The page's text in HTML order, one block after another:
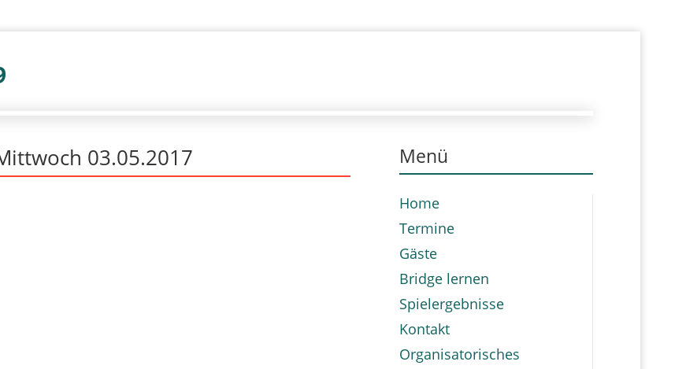
03.05.2017 Menü
Home
Termine
Gäste
Bridge lernen
Spielergebnisse
Kontakt
Organisatorisches